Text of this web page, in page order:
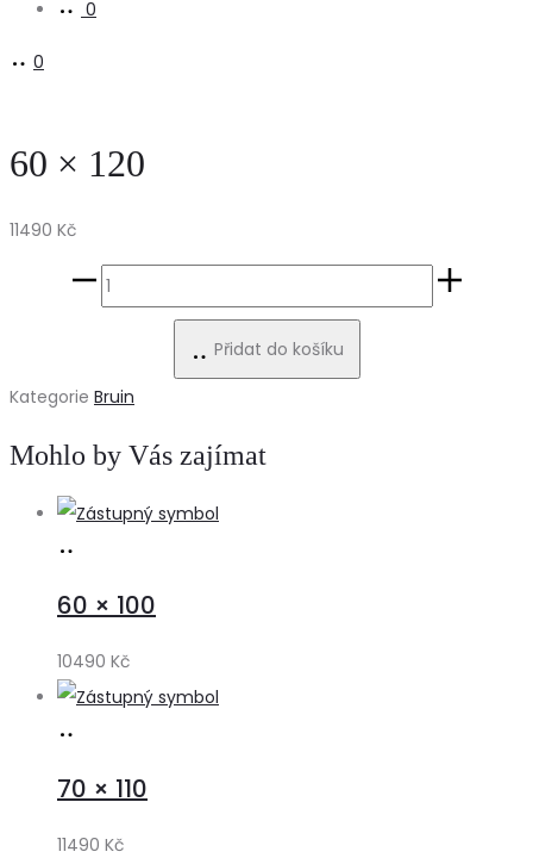
0
0
60 × 120
11490 Kč
60
množství
Přidat do košíku
Kategorie Bruin
Mohlo by Vás zajímat
košíku
60 × 100
10490 Kč
košíku
70 × 110
11490 Kč